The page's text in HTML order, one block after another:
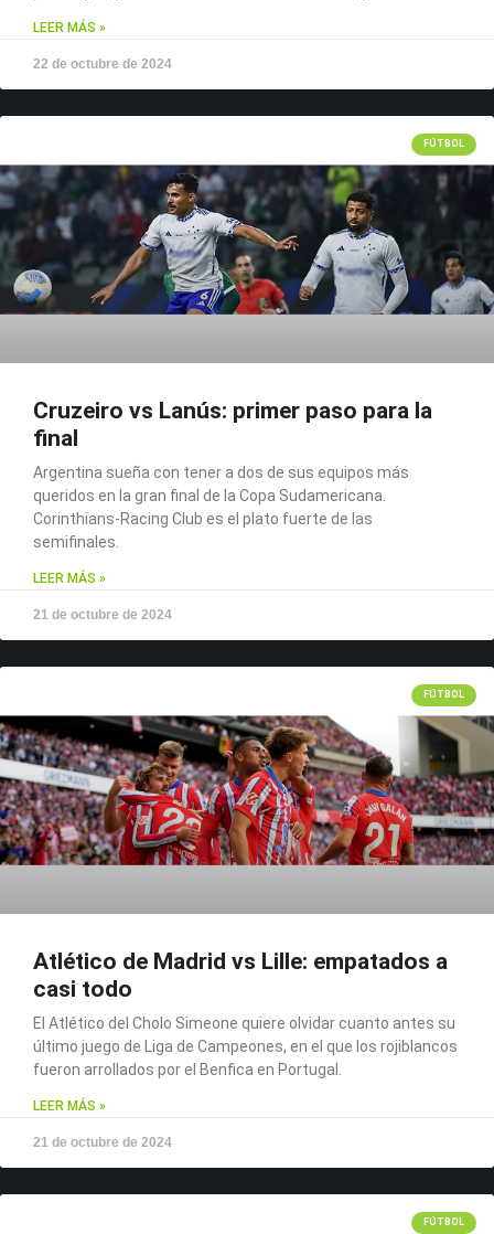
LEER MÁS »
22 de octubre de 2024
FÚTBOL
Cruzeiro vs Lanús: primer paso para la
final
Argentina sueña con tener a dos de sus equipos más
queridos en la gran final de la Copa Sudamericana.
Corinthians-Racing Club es el plato fuerte de las
semifinales.
LEER MÁS »
21 de octubre de 2024
FÚTBOL
Atlético de Madrid vs Lille: empatados a
casi todo
El Atlético del Cholo Simeone quiere olvidar cuanto antes su
último juego de Liga de Campeones, en el que los rojiblancos
fueron arrollados por el Benfica en Portugal.
LEER MÁS »
21 de octubre de 2024
FÚTBOL